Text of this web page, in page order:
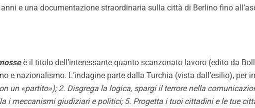
e una documentazione straordinaria sulla città di Berlino fino
è il titolo dell’interessante quanto scanzonato lavoro (edito da
e nazionalismo. L’indagine parte dalla Turchia (vista dall’esilio), per
un «partito»); 2. Disgrega la logica, spargi il terrore nella
i meccanismi giudiziari e politici; 5. Progetta i tuoi cittadini e le tue